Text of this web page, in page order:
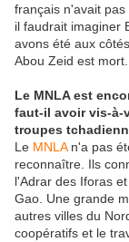
français n'avait
il faudrait imaginer
avons été aux
Abou Zeid est
Le MNLA est
faut-il avoir vis-à-
troupes
Le MNLA n'a pas
reconnaître. Ils
l'Adrar des Iforas
Gao. Une grande
autres villes du
coopératifs et le